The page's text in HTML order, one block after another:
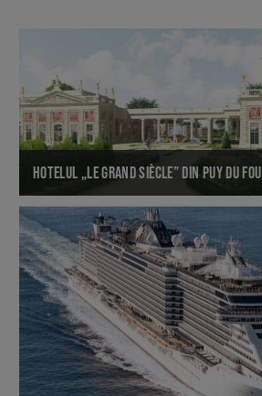
HOTELUL „LE GRAND SIÈCLE” DIN PUY DU FOU